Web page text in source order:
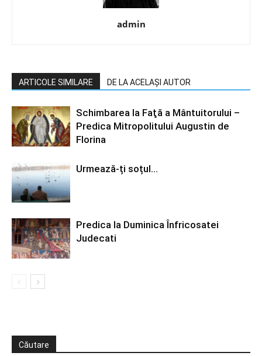
admin
ARTICOLE SIMILARE DE LA ACELAȘI AUTOR
Schimbarea la Faţă a Mântuitorului –
Predica Mitropolitului Augustin de
Florina
Urmează-ți soțul…
Predica la Duminica Înfricosatei
Judecati
Căutare